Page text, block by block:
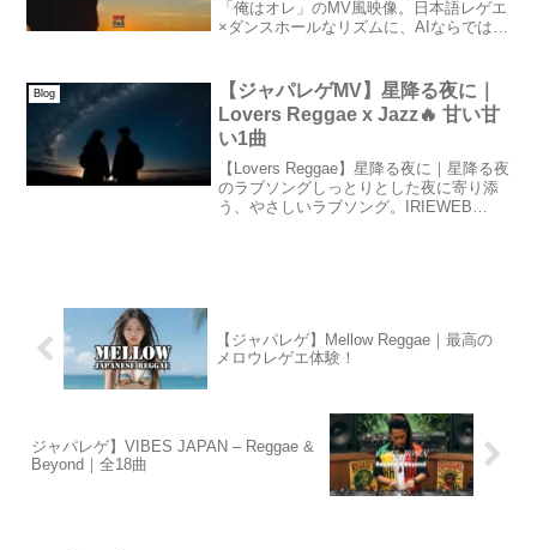
「俺はオレ」のMV風映像。日本語レゲエ
×ダンスホールなリズムに、AIならではの
Blog
【ジャパレゲMV】星降る夜に｜
Lovers Reggae x Jazz🔥 甘い甘
い1曲
【Lovers Reggae】星降る夜に｜星降る夜
のラブソングしっとりとした夜に寄り添
う、やさしいラブソング。IRIEWEB
【ジャパレゲ】Mellow Reggae｜最高の
メロウレゲエ体験！
ジャパレゲ】VIBES JAPAN – Reggae &
Beyond｜全18曲